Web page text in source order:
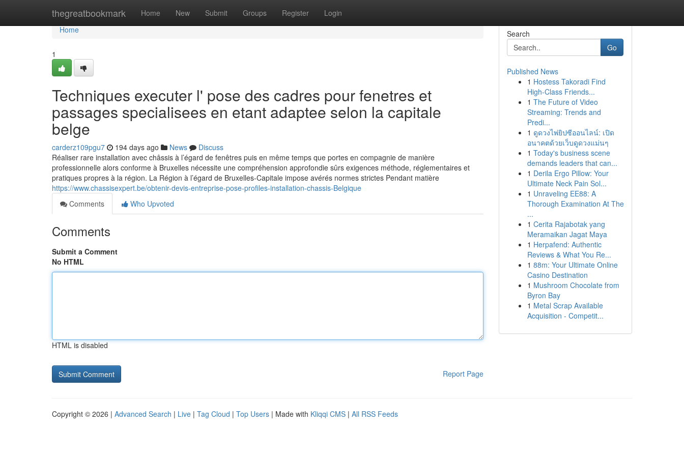
thegreatbookmark Home New Submit Groups Register Login
Home
Home
1
Techniques executer l' pose des cadres pour fenetres et
passages specialisees en etant adaptee selon la capitale
belge
carderz109pgu7 194 days ago News
Discuss
Réaliser rare installation avec châssis à l’égard de fenêtres puis en même temps que portes en compagnie de manière
professionnelle alors conforme à Bruxelles nécessite une compréhension approfondie sûrs exigences méthode, réglementaires et
pratiques propres à la région. La Région à l’égard de Bruxelles-Capitale impose avérés normes strictes Pendant matière
https://www.chassisexpert.be/obtenir-devis-entreprise-pose-profiles-installation-chassis-Belgique
Comments
Who Upvoted
Comments
Submit a Comment
No HTML
HTML is disabled
Report Page
Search
Go
Published News
1 Hostess Takoradi Find
High-Class Friends...
1 The Future of Video
Streaming: Trends and
Predi...
1 ดูดวงไพ่ยิปซีออนไลน์: เปิด
อนาคตด้วยเว็บดูดวงแม่นๆ
1 Today's business scene
demands leaders that can...
1 Derila Ergo Pillow: Your
Ultimate Neck Pain Sol...
1 Unraveling EE88: A
Thorough Examination At The
...
1 Cerita Rajabotak yang
Meramaikan Jagat Maya
1 Herpafend: Authentic
Reviews & What You Re...
1 88m: Your Ultimate Online
Casino Destination
1 Mushroom Chocolate from
Byron Bay
1 Metal Scrap Available
Acquisition - Competit...
Copyright © 2026 | Advanced Search | Live | Tag Cloud | Top Users | Made with Kliqqi CMS | All RSS Feeds